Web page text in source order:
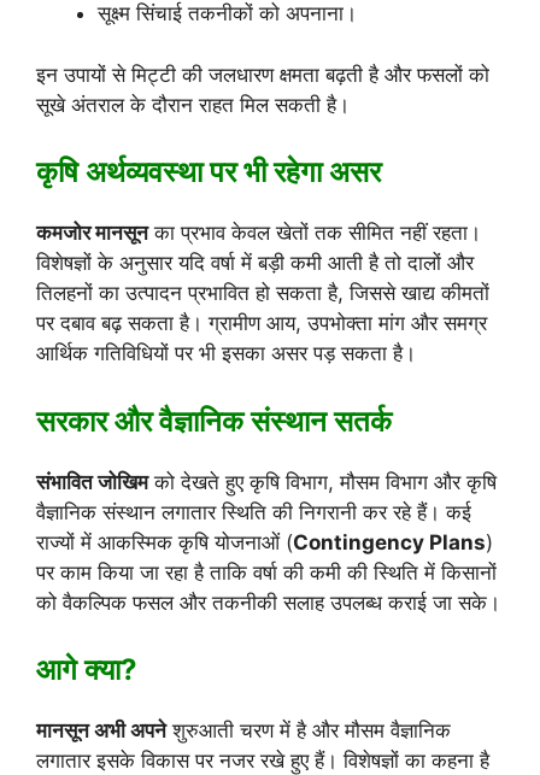
सूक्ष्म सिंचाई तकनीकों को अपनाना।
इन उपायों से मिट्टी की जलधारण क्षमता बढ़ती है और फसलों को
सूखे अंतराल के दौरान राहत मिल सकती है।
कृषि अर्थव्यवस्था पर भी रहेगा असर
कमजोर मानसूनका प्रभाव केवल खेतों तक सीमित नहीं रहता।
विशेषज्ञों के अनुसार यदि वर्षा में बड़ी कमी आती है तो दालों और
तिलहनों का उत्पादन प्रभावित हो सकता है, जिससे खाद्य कीमतों
पर दबाव बढ़ सकता है। ग्रामीण आय, उपभोक्ता मांग और समग्र
आर्थिक गतिविधियों पर भी इसका असर पड़ सकता है।
सरकार और वैज्ञानिक संस्थान सतर्क
संभावित जोखिमको देखते हुए कृषि विभाग, मौसम विभाग और कृषि
वैज्ञानिक संस्थान लगातार स्थिति की निगरानी कर रहे हैं। कई
राज्यों में आकस्मिक कृषि योजनाओं (Contingency Plans)
पर काम किया जा रहा है ताकि वर्षा की कमी की स्थिति में किसानों
को वैकल्पिक फसल और तकनीकी सलाह उपलब्ध कराई जा सके।
आगे क्या?
मानसून अभी अपनेशुरुआती चरण में है और मौसम वैज्ञानिक
लगातार इसके विकास पर नजर रखे हुए हैं। विशेषज्ञों का कहना है